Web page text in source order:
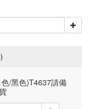
/黑色)T4637請備